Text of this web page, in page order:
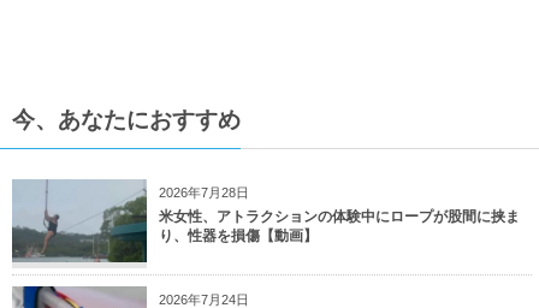
今、あなたにおすすめ
2026年7月28日
米女性、アトラクションの体験中にロープが股間に挟ま
り、性器を損傷【動画】
2026年7月24日